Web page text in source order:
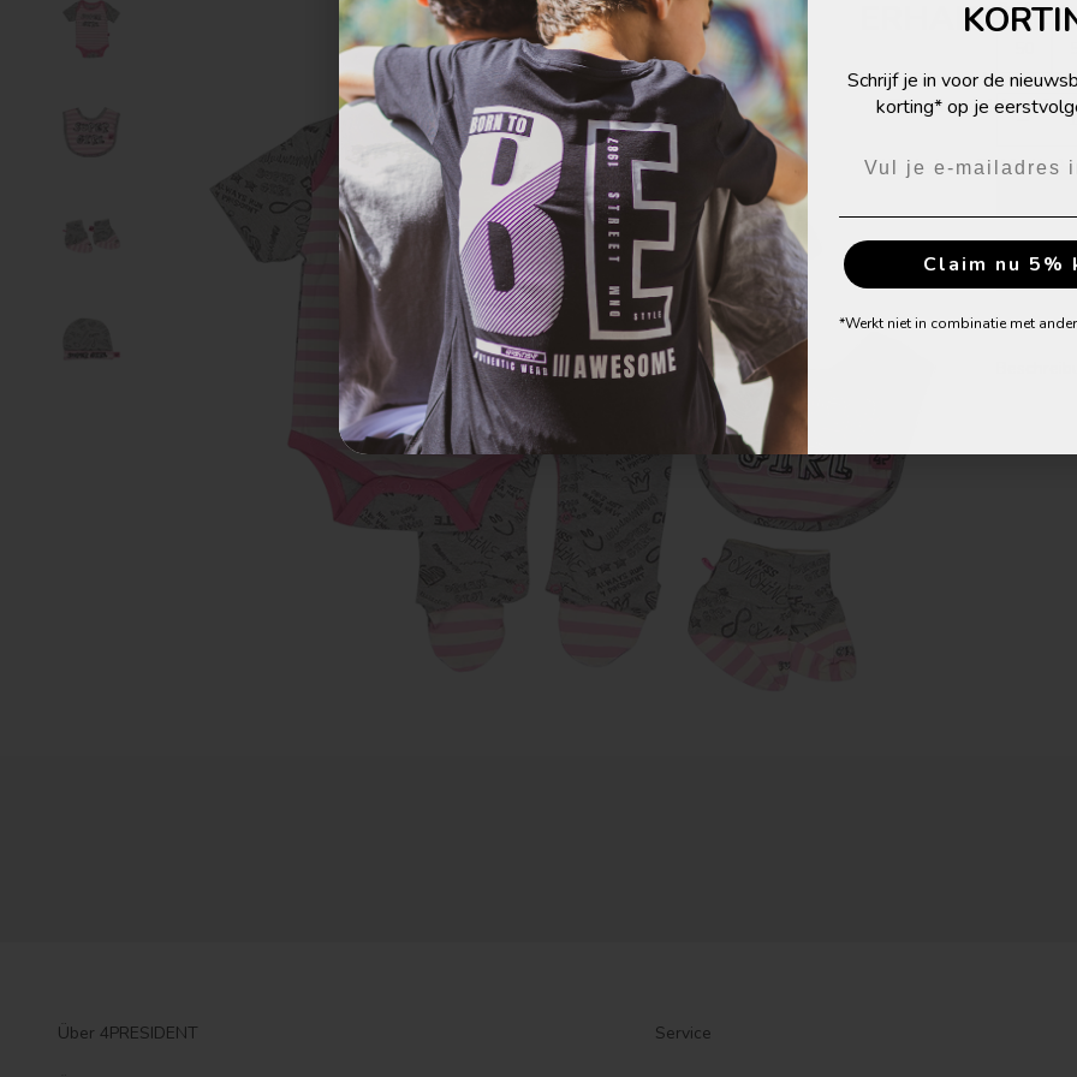
Größe:
Anzahl
Über 4PRESIDENT Service
ERHALTE
Melde dich zum
Rabatt auf deine
Jetzt 5%
Schrijf je in voor de
korting* op je
Claim nu 5%
*Werkt niet in combinatie met